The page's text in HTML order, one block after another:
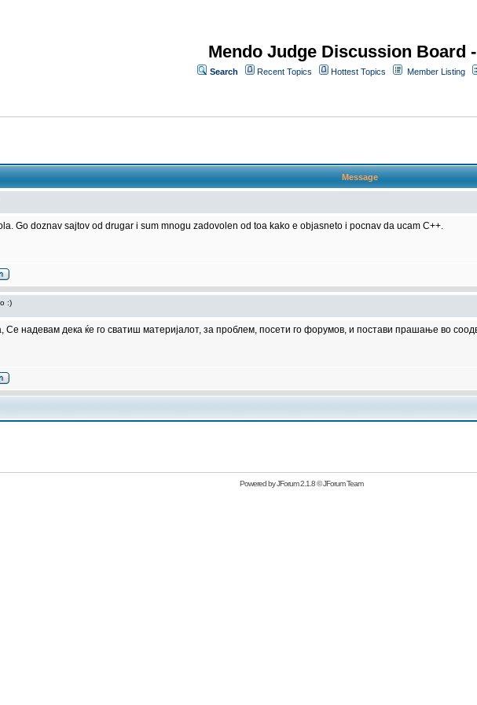
Mendo Judge Discussion Board
Search Recent Topics Hottest Topics Member Listing
Message
Go doznav sajtov od drugar i sum mnogu zadovolen od toa kako e objasneto i pocnav da ucam C++.
:)
Се надевам дека ќе го сватиш материјалот, за проблем, посети го форумов, и постави прашање во
Powered byJForum 2.1.8©JForum Team